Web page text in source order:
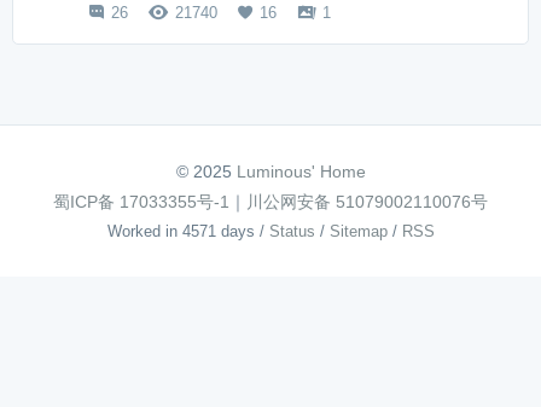
 26  21740  16  1
© 2025 Luminous' Home
蜀ICP备 17033355号-1 ｜ 川公网安备 51079002110076号
Worked in 4571 days / Status / Sitemap / RSS